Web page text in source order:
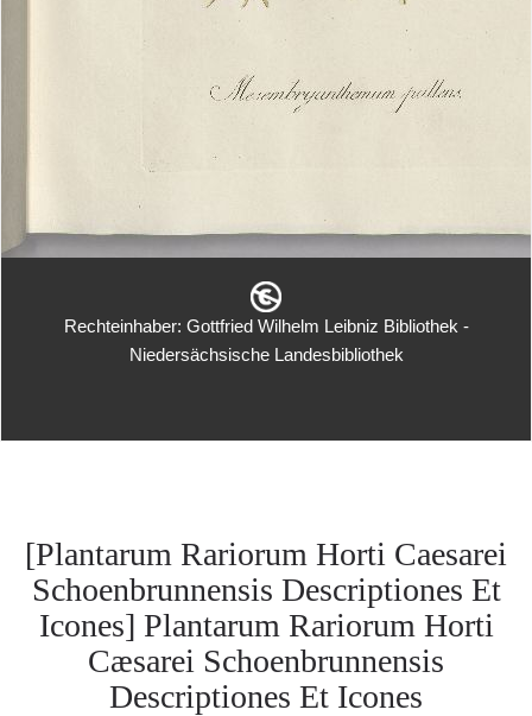
Rechteinhaber: Gottfried Wilhelm Leibniz Bibliothek -
Niedersächsische Landesbibliothek
[Plantarum Rariorum Horti Caesarei
Schoenbrunnensis Descriptiones Et
Icones] Plantarum Rariorum Horti
Cæsarei Schoenbrunnensis
Descriptiones Et Icones